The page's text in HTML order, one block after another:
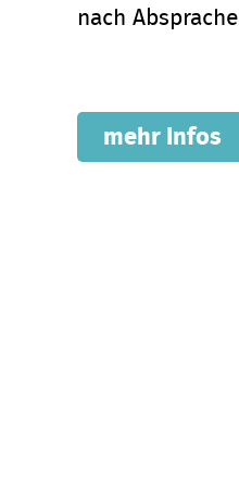
nach Absprache
mehr Infos